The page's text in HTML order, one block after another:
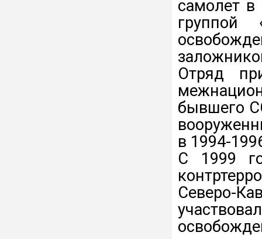
самолет в
группой
Отряд
бывшего
в 1994-
С 1999
Северо-